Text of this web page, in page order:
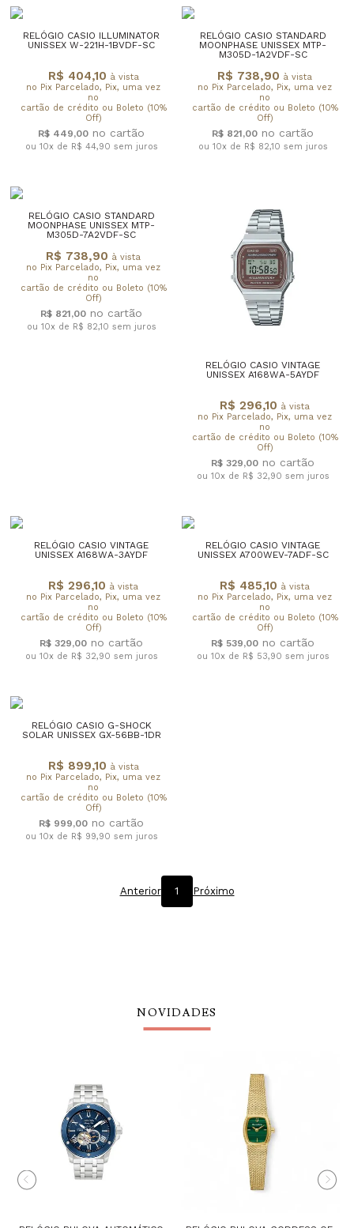
RELÓGIO CASIO ILLUMINATOR
UNISSEX W-221H-1BVDF-SC
R$ 404,10 à vista
no Pix Parcelado, Pix, uma vez
no
cartão de crédito ou Boleto (10%
Off)
R$ 449,00
ou 10x de R$ 44,90 sem juros
RELÓGIO CASIO STANDARD
MOONPHASE UNISSEX MTP-
M305D-1A2VDF-SC
R$ 738,90 à vista
no Pix Parcelado, Pix, uma vez
no
cartão de crédito ou Boleto (10%
Off)
R$ 821,00
ou 10x de R$ 82,10 sem juros
RELÓGIO CASIO STANDARD
MOONPHASE UNISSEX MTP-
M305D-7A2VDF-SC
R$ 738,90 à vista
no Pix Parcelado, Pix, uma vez
no
cartão de crédito ou Boleto (10%
Off)
R$ 821,00
ou 10x de R$ 82,10 sem juros
RELÓGIO CASIO VINTAGE
UNISSEX A168WA-5AYDF
R$ 296,10 à vista
no Pix Parcelado, Pix, uma vez
no
cartão de crédito ou Boleto (10%
Off)
R$ 329,00
ou 10x de R$ 32,90 sem juros
RELÓGIO CASIO VINTAGE
UNISSEX A168WA-3AYDF
R$ 296,10 à vista
no Pix Parcelado, Pix, uma vez
no
cartão de crédito ou Boleto (10%
Off)
R$ 329,00
ou 10x de R$ 32,90 sem juros
RELÓGIO CASIO VINTAGE
UNISSEX A700WEV-7ADF-SC
R$ 485,10 à vista
no Pix Parcelado, Pix, uma vez
no
cartão de crédito ou Boleto (10%
Off)
R$ 539,00
ou 10x de R$ 53,90 sem juros
RELÓGIO CASIO G-SHOCK
SOLAR UNISSEX GX-56BB-1DR
R$ 899,10 à vista
no Pix Parcelado, Pix, uma vez
no
cartão de crédito ou Boleto (10%
Off)
R$ 999,00
ou 10x de R$ 99,90 sem juros
Anterior 1 Próximo
NOVIDADES